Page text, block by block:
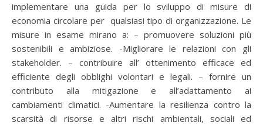
implementare una guida per lo sviluppo di misure di
economia circolare per qualsiasi tipo di organizzazione. Le
misure in esame mirano a: – promuovere soluzioni più
sostenibili e ambiziose. -Migliorare le relazioni con gli
stakeholder. – contribuire all’ ottenimento efficace ed
efficiente degli obblighi volontari e legali. – fornire un
contributo alla mitigazione e all’adattamento ai
cambiamenti climatici. -Aumentare la resilienza contro la
scarsità di risorse e altri rischi ambientali, sociali ed